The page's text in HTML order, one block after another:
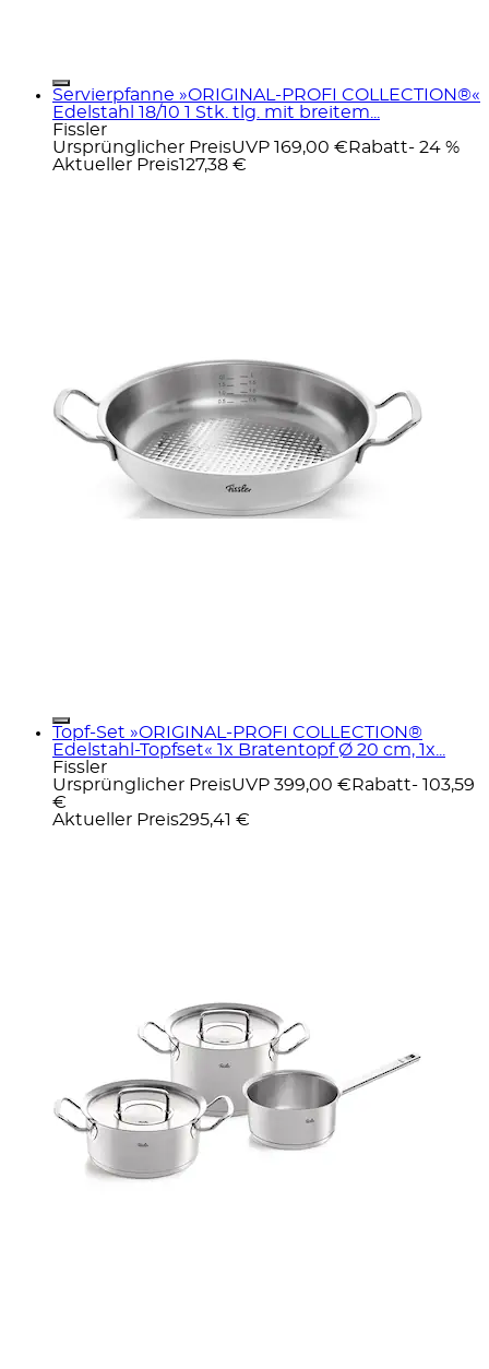
Servierpfanne »ORIGINAL-PROFI COLLECTION®«
Edelstahl 18/10 1 Stk. tlg. mit breitem...
Fissler
Ursprünglicher PreisUVP 169,00 € Rabatt- 24 %
Aktueller Preis127,38 €
Topf-Set »ORIGINAL-PROFI COLLECTION®
Edelstahl-Topfset« 1x Bratentopf Ø 20 cm, 1x...
Fissler
Ursprünglicher PreisUVP 399,00 € Rabatt- 103,59
€
Aktueller Preis295,41 €